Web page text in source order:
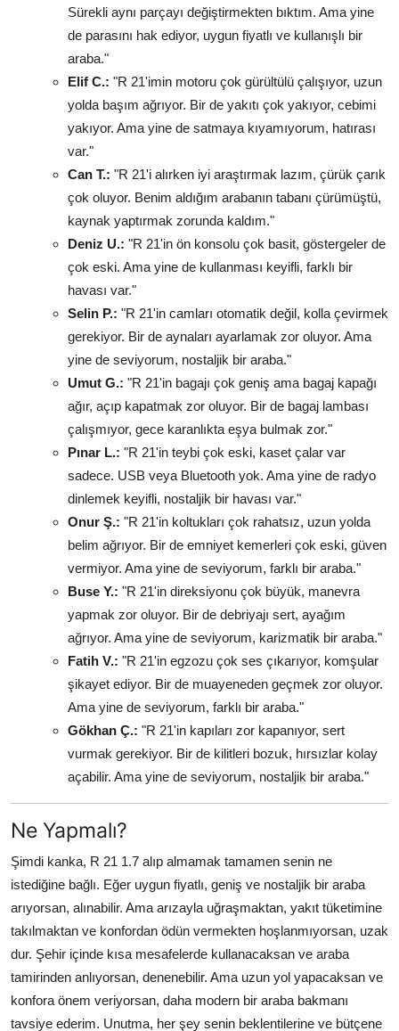
Sürekli aynı parçayı değiştirmekten bıktım. Ama yine
de parasını hak ediyor, uygun fiyatlı ve kullanışlı bir
araba."
Elif C.: "R 21'imin motoru çok gürültülü çalışıyor, uzun
yolda başım ağrıyor. Bir de yakıtı çok yakıyor, cebimi
yakıyor. Ama yine de satmaya kıyamıyorum, hatırası
var."
Can T.: "R 21'i alırken iyi araştırmak lazım, çürük çarık
çok oluyor. Benim aldığım arabanın tabanı çürümüştü,
kaynak yaptırmak zorunda kaldım."
Deniz U.: "R 21'in ön konsolu çok basit, göstergeler de
çok eski. Ama yine de kullanması keyifli, farklı bir
havası var."
Selin P.: "R 21'in camları otomatik değil, kolla çevirmek
gerekiyor. Bir de aynaları ayarlamak zor oluyor. Ama
yine de seviyorum, nostaljik bir araba."
Umut G.: "R 21'in bagajı çok geniş ama bagaj kapağı
ağır, açıp kapatmak zor oluyor. Bir de bagaj lambası
çalışmıyor, gece karanlıkta eşya bulmak zor."
Pınar L.: "R 21'in teybi çok eski, kaset çalar var
sadece. USB veya Bluetooth yok. Ama yine de radyo
dinlemek keyifli, nostaljik bir havası var."
Onur Ş.: "R 21'in koltukları çok rahatsız, uzun yolda
belim ağrıyor. Bir de emniyet kemerleri çok eski, güven
vermiyor. Ama yine de seviyorum, farklı bir araba."
Buse Y.: "R 21'in direksiyonu çok büyük, manevra
yapmak zor oluyor. Bir de debriyajı sert, ayağım
ağrıyor. Ama yine de seviyorum, karizmatik bir araba."
Fatih V.: "R 21'in egzozu çok ses çıkarıyor, komşular
şikayet ediyor. Bir de muayeneden geçmek zor oluyor.
Ama yine de seviyorum, farklı bir araba."
Gökhan Ç.: "R 21'in kapıları zor kapanıyor, sert
vurmak gerekiyor. Bir de kilitleri bozuk, hırsızlar kolay
açabilir. Ama yine de seviyorum, nostaljik bir araba."
Ne Yapmalı?
Şimdi kanka, R 21 1.7 alıp almamak tamamen senin ne
istediğine bağlı. Eğer uygun fiyatlı, geniş ve nostaljik bir araba
arıyorsan, alınabilir. Ama arızayla uğraşmaktan, yakıt tüketimine
takılmaktan ve konfordan ödün vermekten hoşlanmıyorsan, uzak
dur. Şehir içinde kısa mesafelerde kullanacaksan ve araba
tamirinden anlıyorsan, denenebilir. Ama uzun yol yapacaksan ve
konfora önem veriyorsan, daha modern bir araba bakmanı
tavsiye ederim. Unutma, her şey senin beklentilerine ve bütçene